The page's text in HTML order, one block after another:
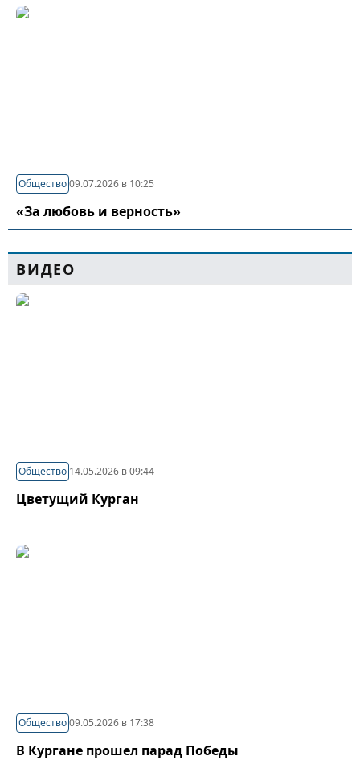
Общество09.07.2026 в 10:25
«За любовь и верность»
ВИДЕО
Общество 14.05.2026 в 09:44
Цветущий Курган
Общество09.05.2026 в 17:38
В Кургане прошел парад Победы